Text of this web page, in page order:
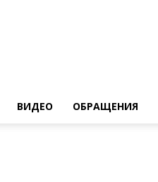
ВИДЕО ОБРАЩЕНИЯ